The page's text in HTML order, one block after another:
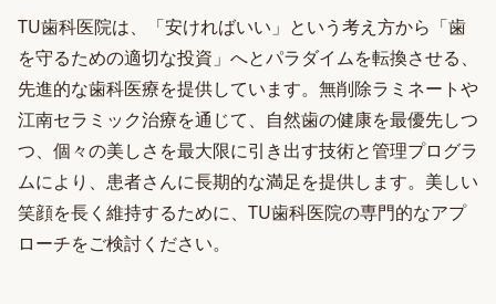
TU歯科医院は、「安ければいい」という考え方から「歯
を守るための適切な投資」へとパラダイムを転換させる、
先進的な歯科医療を提供しています。無削除ラミネートや
江南セラミック治療を通じて、自然歯の健康を最優先しつ
つ、個々の美しさを最大限に引き出す技術と管理プログラ
ムにより、患者さんに長期的な満足を提供します。美しい
笑顔を長く維持するために、TU歯科医院の専門的なアプ
ローチをご検討ください。